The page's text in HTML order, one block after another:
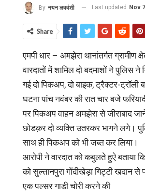
By नयन लववंशी Last updated Nov
Share
एमपी धार – अमझेरा थानांतर्गत
वारदातों में शामिल दो बदमाशों ने पुलिस
गई दो पिकअप, दो बाइक, ट्रैक्टर-
घटना पांच नवंबर की रात चार बजे
पर पिकअप वाहन अमझेरा से जीराबाद
छोडक़र दो व्यक्ति उतरकर भागने लगे।
साथ ही पिकअप को भी जब्त कर लिया।
आरोपी ने वारदात को कबुलते हुऐ बताया
को सुल्तानपुरा गोंदीखेड़ा गिट्टी खदान से
एक पल्सर गाडी चोरी करने की